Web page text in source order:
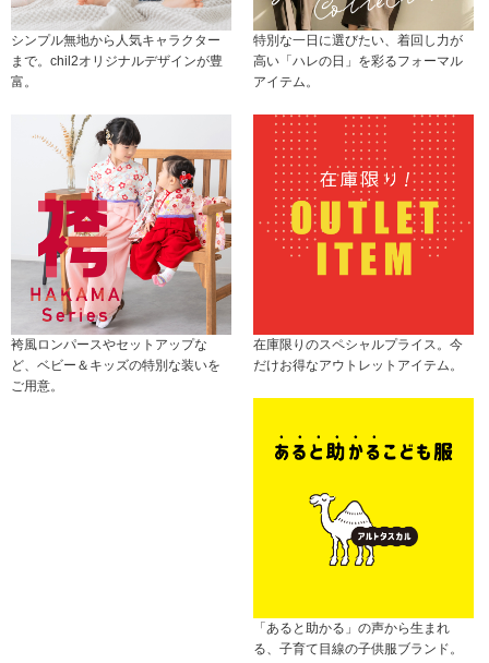
シンプル無地から人気キャラクター
まで。chil2オリジナルデザインが豊
富。
特別な一日に選びたい、着回し力が
高い「ハレの日」を彩るフォーマル
アイテム。
袴風ロンパースやセットアップな
ど、ベビー＆キッズの特別な装いを
ご用意。
在庫限りのスペシャルプライス。今
だけお得なアウトレットアイテム。
「あると助かる」の声から生まれ
る、子育て目線の子供服ブランド。